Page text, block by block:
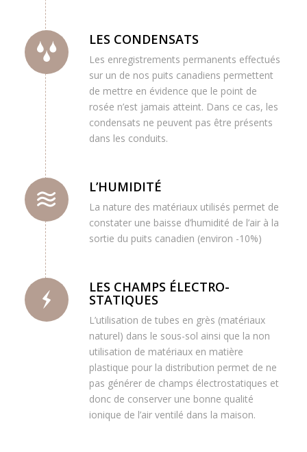
LES CONDENSATS
Les enregistrements permanents effectués
sur un de nos puits canadiens permettent
de mettre en évidence que le point de
rosée n’est jamais atteint. Dans ce cas, les
condensats ne peuvent pas être présents
dans les conduits.
L’HUMIDITÉ
La nature des matériaux utilisés permet de
constater une baisse d’humidité de l’air à la
sortie du puits canadien (environ -10%)
LES CHAMPS ÉLECTRO-
STATIQUES
L’utilisation de tubes en grès (matériaux
naturel) dans le sous-sol ainsi que la non
utilisation de matériaux en matière
plastique pour la distribution permet de ne
pas générer de champs électrostatiques et
donc de conserver une bonne qualité
ionique de l’air ventilé dans la maison.